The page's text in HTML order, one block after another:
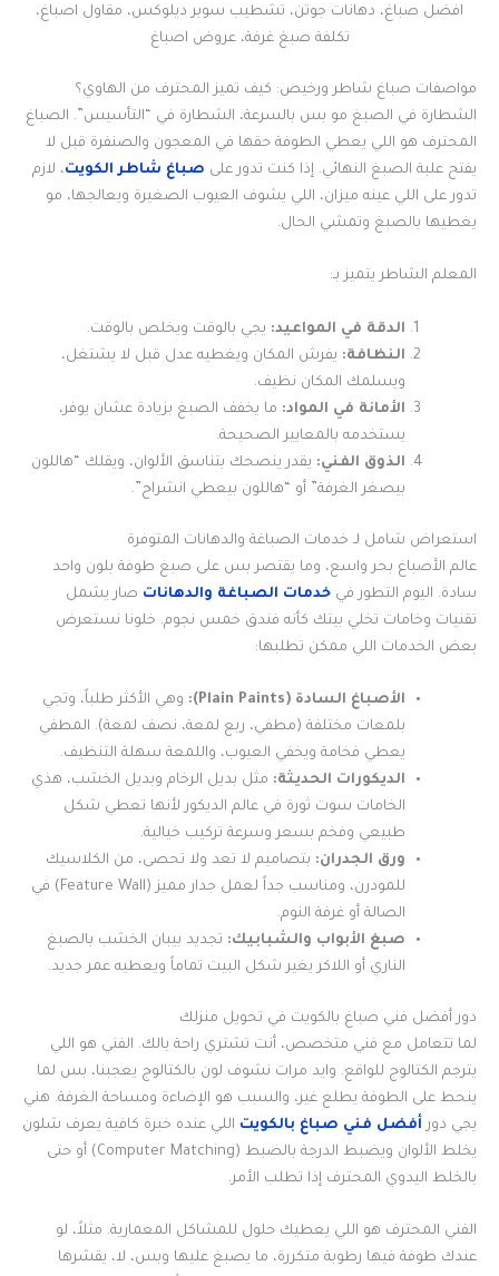
افضل صباغ، دهانات جوتن، تشطيب سوبر ديلوكس، مقاول اصباغ،
تكلفة صبغ غرفة، عروض اصباغ
مواصفات صباغ شاطر ورخيص: كيف تميز المحترف من الهاوي؟
الشطارة في الصبغ مو بس بالسرعة، الشطارة في “التأسيس”. الصباغ
المحترف هو اللي يعطي الطوفة حقها في المعجون والصنفرة قبل لا
يفتح علبة الصبغ النهائي. إذا كنت تدور على صباغ شاطر الكويت، لازم
تدور على اللي عينه ميزان، اللي يشوف العيوب الصغيرة ويعالجها، مو
يغطيها بالصبغ وتمشي الحال.
المعلم الشاطر يتميز بـ:
الدقة في المواعيد: يجي بالوقت ويخلص بالوقت.
النظافة: يفرش المكان ويغطيه عدل قبل لا يشتغل،
ويسلمك المكان نظيف.
الأمانة في المواد: ما يخفف الصبغ بزيادة عشان يوفر،
يستخدمه بالمعايير الصحيحة.
الذوق الفني: يقدر ينصحك بتناسق الألوان، ويقلك “هاللون
بيصغر الغرفة” أو “هاللون بيعطي انشراح”.
استعراض شامل لـ خدمات الصباغة والدهانات المتوفرة
عالم الأصباغ بحر واسع، وما يقتصر بس على صبغ طوفة بلون واحد
سادة. اليوم التطور في خدمات الصباغة والدهانات صار يشمل
تقنيات وخامات تخلي بيتك كأنه فندق خمس نجوم. خلونا نستعرض
بعض الخدمات اللي ممكن تطلبها:
الأصباغ السادة (Plain Paints):
وهي الأكثر طلباً، وتجي
بلمعات مختلفة (مطفي، ربع لمعة، نصف لمعة). المطفي
يعطي فخامة ويخفي العيوب، واللمعة سهلة التنظيف.
الديكورات الحديثة: مثل بديل الرخام وبديل الخشب، هذي
الخامات سوت ثورة في عالم الديكور لأنها تعطي شكل
طبيعي وفخم بسعر وسرعة تركيب خيالية.
ورق الجدران: بتصاميم لا تعد ولا تحصى، من الكلاسيك
للمودرن، ومناسب جداً لعمل جدار مميز (Feature Wall) في
الصالة أو غرفة النوم.
صبغ الأبواب والشبابيك: تجديد بيبان الخشب بالصبغ
الناري أو اللاكر يغير شكل البيت تماماً ويعطيه عمر جديد.
دور أفضل فني صباغ بالكويت في تحويل منزلك
لما تتعامل مع فني متخصص، أنت تشتري راحة بالك. الفني هو اللي
يترجم الكتالوج للواقع. وايد مرات نشوف لون بالكتالوج يعجبنا، بس لما
ينحط على الطوفة يطلع غير، والسبب هو الإضاءة ومساحة الغرفة. هني
يجي دور أفضل فني صباغ بالكويت اللي عنده خبرة كافية يعرف شلون
يخلط الألوان ويضبط الدرجة بالضبط (Computer Matching) أو حتى
بالخلط اليدوي المحترف إذا تطلب الأمر.
الفني المحترف هو اللي يعطيك حلول للمشاكل المعمارية. مثلاً، لو
عندك طوفة فيها رطوبة متكررة، ما يصبغ عليها وبس، لا، يقشرها